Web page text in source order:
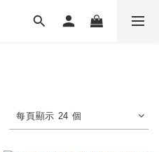
每頁顯示 24 個